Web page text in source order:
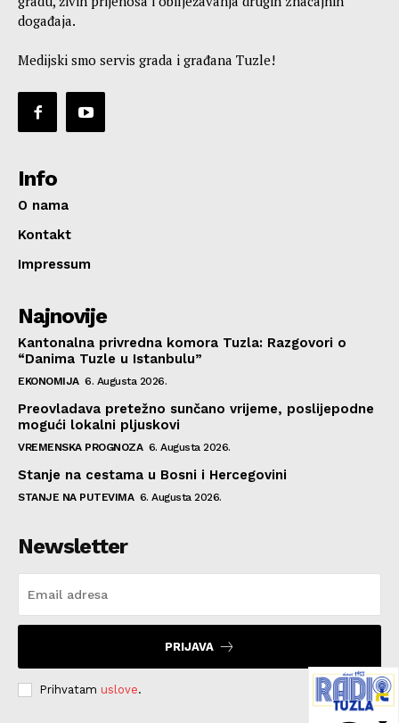
događaja.
Medijski smo servis grada i građana Tuzle!
Info
O nama
Kontakt
Impressum
Najnovije
Kantonalna privredna komora Tuzla: Razgovori o
“Danima Tuzle u Istanbulu”
EKONOMIJA 6. Augusta 2026.
Preovladava pretežno sunčano vrijeme, poslijepodne
mogući lokalni pljuskovi
VREMENSKA PROGNOZA 6. Augusta 2026.
Stanje na cestama u Bosni i Hercegovini
STANJE NA PUTEVIMA 6. Augusta 2026.
Newsletter
PRIJAVA
Prihvatam uslove.